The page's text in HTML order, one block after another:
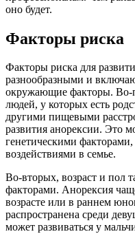
оно будет.
Факторы риска
Факторы риска для
разнообразными и
окружающие факторы. Во-
людей, у которых есть
другими пищевыми
развития анорексии. Это
генетическими
воздействиями в семье.
Во-вторых, возраст и пол
факторами. Анорексия
возрасте или в раннем
распространена среди
может развиваться у